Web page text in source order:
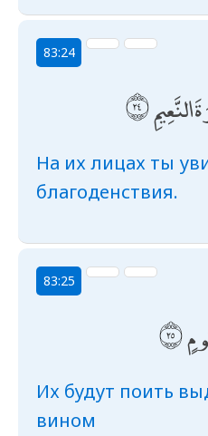
83:24
На их лицах ты
благоденствия.
83:25
Их будут поить
вином